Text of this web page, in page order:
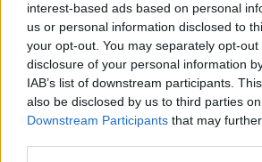
interest-based ads based on personal
us or personal information disclosed to
your opt-out. You may separately opt-
disclosure of your personal information
IAB’s list of downstream participants.
also be disclosed by us to third parties
Downstream Participants that may
Outcast (Outcast)
Patrick Fugit (Kyle) - Szatory Dávid
Philip Glenister (Anderson
Wrenn Schmidt (Megan) - Haffner